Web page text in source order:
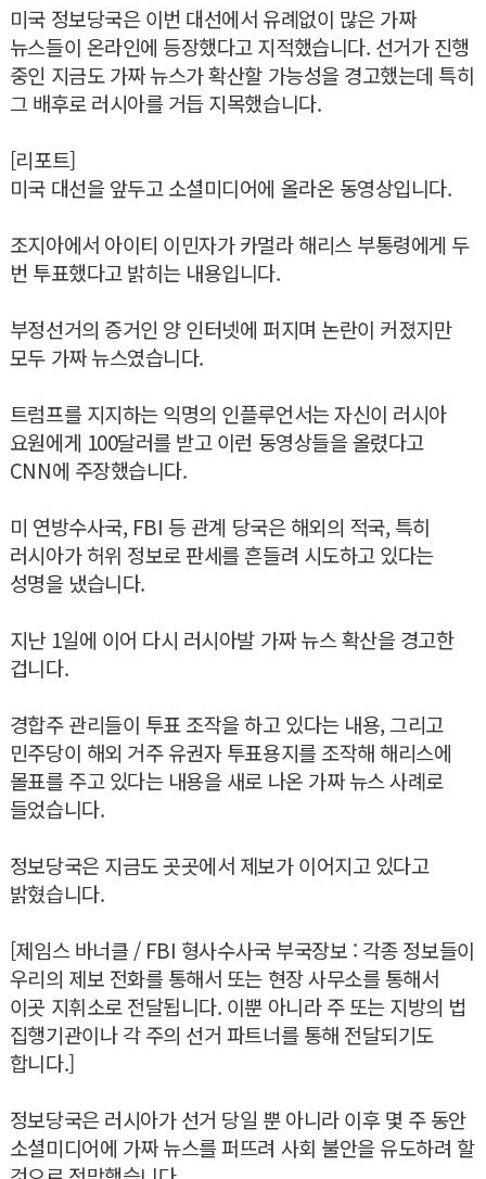
미국 정보당국은 이번 대선에서 유례없이 많은 가짜
뉴스들이 온라인에 등장했다고 지적했습니다. 선거가 진행
중인 지금도 가짜 뉴스가 확산할 가능성을 경고했는데 특히
그 배후로 러시아를 거듭 지목했습니다.
[리포트]
미국 대선을 앞두고 소셜미디어에 올라온 동영상입니다.
조지아에서 아이티 이민자가 카멀라 해리스 부통령에게 두
번 투표했다고 밝히는 내용입니다.
부정선거의 증거인 양 인터넷에 퍼지며 논란이 커졌지만
모두 가짜 뉴스였습니다.
트럼프를 지지하는 익명의 인플루언서는 자신이 러시아
요원에게 100달러를 받고 이런 동영상들을 올렸다고
CNN에 주장했습니다.
미 연방수사국, FBI 등 관계 당국은 해외의 적국, 특히
러시아가 허위 정보로 판세를 흔들려 시도하고 있다는
성명을 냈습니다.
지난 1일에 이어 다시 러시아발 가짜 뉴스 확산을 경고한
겁니다.
경합주 관리들이 투표 조작을 하고 있다는 내용, 그리고
민주당이 해외 거주 유권자 투표용지를 조작해 해리스에
몰표를 주고 있다는 내용을 새로 나온 가짜 뉴스 사례로
들었습니다.
정보당국은 지금도 곳곳에서 제보가 이어지고 있다고
밝혔습니다.
[제임스 바너클 / FBI 형사수사국 부국장보 : 각종 정보들이
우리의 제보 전화를 통해서 또는 현장 사무소를 통해서
이곳 지휘소로 전달됩니다. 이뿐 아니라 주 또는 지방의 법
집행기관이나 각 주의 선거 파트너를 통해 전달되기도
합니다.]
정보당국은 러시아가 선거 당일 뿐 아니라 이후 몇 주 동안
소셜미디어에 가짜 뉴스를 퍼뜨려 사회 불안을 유도하려 할